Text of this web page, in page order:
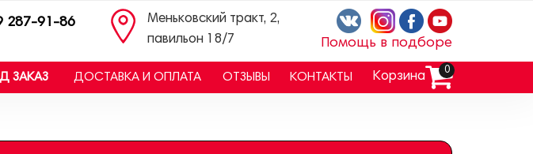
Помощь в подборе
Меньковский тракт, 2,
павильон 18/7
287-91-86
ЗАКАЗ ДОСТАВКА И ОПЛАТА ОТЗЫВЫ КОНТАКТЫ Корзина 0